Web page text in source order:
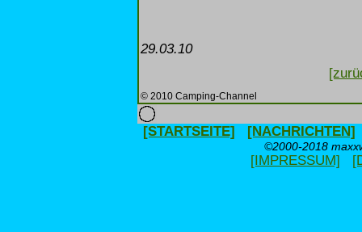
29.03.10
© 2010 Camping-Channel
[STARTSEITE] [NACHRICHTEN]
©2000-2018
[IMPRESSUM]